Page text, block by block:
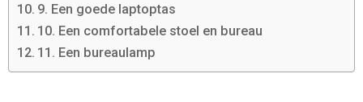
9. Een goede laptoptas
10. Een comfortabele stoel en bureau
11. Een bureaulamp